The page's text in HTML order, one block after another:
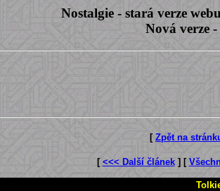
Nostalgie - stará verze
Nová verze -
[ Zpět na
[ <<< Další článek] [